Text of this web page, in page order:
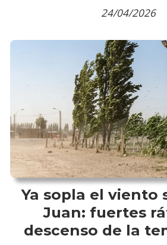
24/04/2026
Ya sopla el viento
Juan: fuertes
descenso de la